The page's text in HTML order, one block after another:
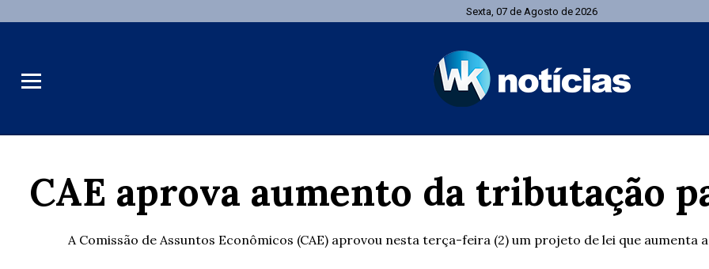
Sexta, 07 de Agosto de 2026
CAE aprova aumento da tributação
A Comissão de Assuntos Econômicos (CAE) aprovou nesta terça-feira (2) um projeto de lei que aumenta